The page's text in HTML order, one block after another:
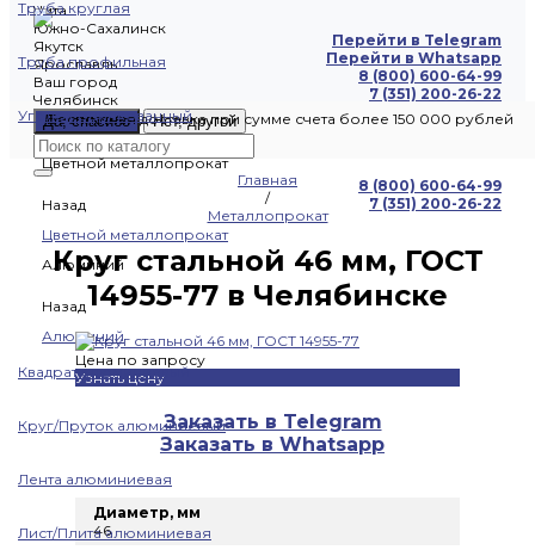
Чита
Южно-Сахалинск
Якутск
Ярославль
Ваш город
Челябинск
Да, спасибо
Нет, другой
8 (800) 600-64-99
7 (351) 200-26-22
Перейти в Telegram
Перейти в Whatsapp
8 (800) 600-64-99
7 (351) 200-26-22
Труба круглая
Труба профильная
Уголок оцинкованный
Цветной металлопрокат
Назад
Цветной металлопрокат
Алюминий
Назад
Алюминий
Квадрат алюминиевый
Круг/Пруток алюминиевый
Лента алюминиевая
Лист/Плита алюминиевая
Бесплатная доставка при сумме счета более 150 000 рублей
Главная
/
Металлопрокат
Круг стальной 46 мм, ГОСТ
14955-77 в Челябинске
Цена по запросу
Узнать цену
Заказать в Telegram
Заказать в Whatsapp
Диаметр, мм
46